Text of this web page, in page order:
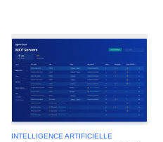
INTELLIGENCE ARTIFICIELLE